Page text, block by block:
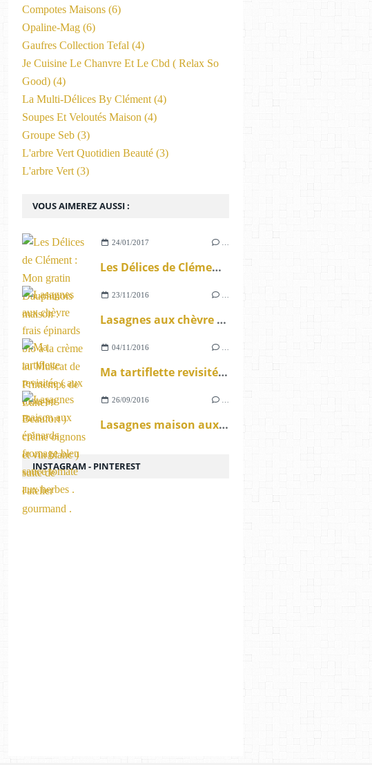
VOUS AIMEREZ AUSSI :
24/01/2017
Les Délices de Clément : Mon gratin Dauphinois maison .
23/11/2016
Lasagnes aux chèvre frais épinards bio à la crème au Muscat de Printemps de Lunel .
04/11/2016
Ma tartiflette revisitée ( aux diots au Beaufort ) crème oignons et vin blanc ) suite de l'atelier gourmand .
26/09/2016
Lasagnes maison aux épinards fromage bleu sauce tomate aux herbes .
Compotes Maisons (6)
Opaline-Mag (6)
Gaufres Collection Tefal (4)
Je Cuisine Le Chanvre Et Le Cbd ( Relax So
Good) (4)
La Multi-Délices By Clément (4)
Soupes Et Veloutés Maison (4)
Groupe Seb (3)
L'arbre Vert Quotidien Beauté (3)
L'arbre Vert (3)
INSTAGRAM - PINTEREST